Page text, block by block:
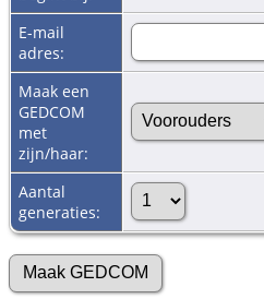
E-mail
adres:
Maak een
GEDCOM
met
zijn/haar:
Aantal
generaties: